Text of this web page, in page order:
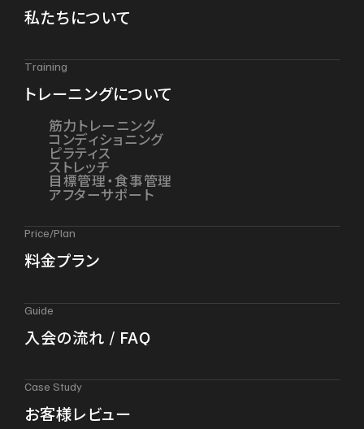
私たちについて
Training
トレーニングについて
筋力トレーニング
コンディショニング
ピラティス
ストレッチ
目標管理・食事管理
アフターサポート
Price/Plan
料金プラン
Guide
入会の流れ / FAQ
Case Study
お客様レビュー